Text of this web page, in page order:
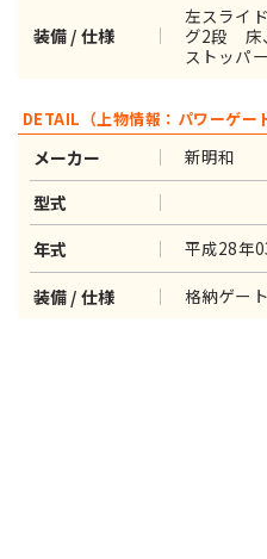
装備 / 仕様
左スライ
グ2段 床
ストッパ
DETAIL（上物情報：パワーゲー
メーカー
新明和
型式
年式
平成28年
装備 / 仕様 格納ゲー